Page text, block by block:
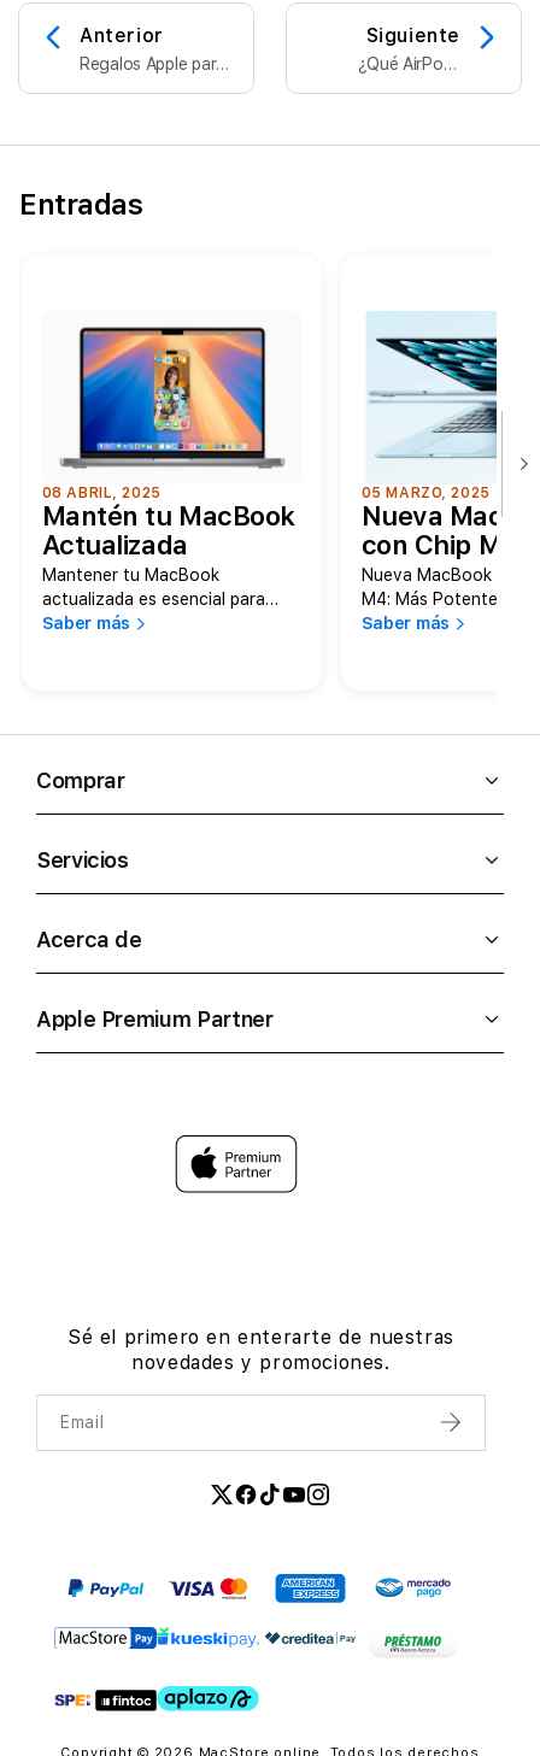
Anterior
Regalos Apple para
Siguiente
¿Qué AirPods
Entradas
08 ABRIL, 2025
Mantén tu MacBook
Actualizada
Mantener tu MacBook
actualizada es esencial para
disfrutar de las últimas
de Apple, macOS Sequoi
Saber más
05 MARZO, 2025
Nueva
con Chip M4:
Potente, Más
y Ahora en
Cielo
Nueva MacBook Air
M4: Más Potente,
Ahora en Azul Cielo
Saber más
Comprar
Servicios
Acerca de
Apple Premium Partner
Sé el primero en enterarte de nuestras
novedades y promociones.
Email
Copyright © 2026 MacStore online. Todos los derechos